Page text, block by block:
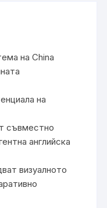
на China
на
съвместно
английска
визуалното